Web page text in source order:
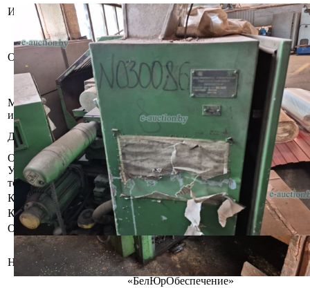
Информация о предмете торгов
Описание имущества
инв.№030086. Бывший в
эксплуатации. Комплектность и
работоспособность не установлена.
Демонтаж и вывоз производит
покупатель.
Местоположение
имущества
г. Гомель, ул. Владимирова, 10
Должник
Открытое акционерное общество
"Гомельский завод "Коммунальник"
Осмотр объекта
Участник электронных торгов обязан до начала электронных
торгов осмотреть предмет торгов ( п.2.4.3 Регламента)
Контактное лицо
Специалисты по продаже
Контакты
+375445293915
Организатор/оператор торгов
Наименование
Гомельский филиал
республиканского унитарного
предприятия по оказанию услуг
«БелЮрОбеспечение»